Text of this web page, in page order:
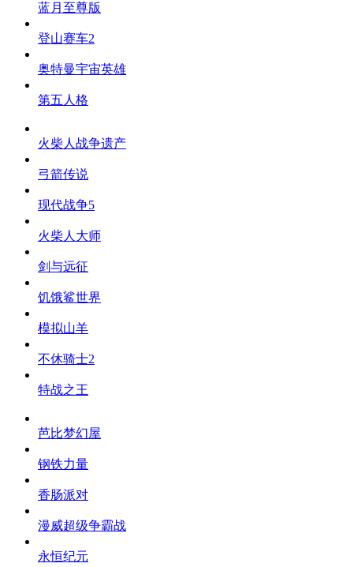
蓝月至尊版
登山赛车2
奥特曼宇宙英雄
第五人格
火柴人战争遗产
弓箭传说
现代战争5
火柴人大师
剑与远征
饥饿鲨世界
模拟山羊
不休骑士2
特战之王
芭比梦幻屋
钢铁力量
香肠派对
漫威超级争霸战
永恒纪元